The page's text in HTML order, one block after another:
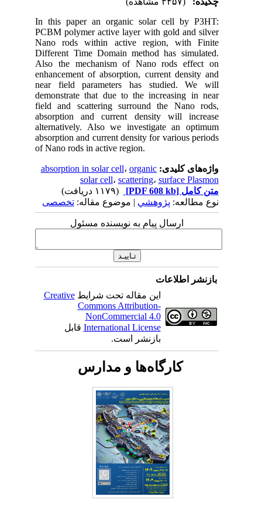
In this paper an organic solar cell by P3HT:
PCBM polymer active layer with gold and silver
Nano rods within active region, with Finite
Different Time Domain method has simulated.
Also the mechanism of Nano rods effect on
enhancement of absorption, current density and
near field parameters has studied. We will
demonstrate that due to the increasing in near
field and scattering surround the Nano rods,
absorption and current density will increase
alternatively. Also we investigate an optimum
absorption and current density for various periods
of Nano rods in active region.
واژه‌های کلیدی: absorption in solar cell،organic
solar cell،scattering،surface Plasmon
متن کامل[PDF 608 kb]
نوع مطالعه:پژوهشي| موضوع مقاله:تخصصی
ارسال پیام به نویسنده مسئول
بازنشر اطلاعات
این مقاله تحت شرایطCreative
Commons Attribution-
NonCommercial 4.0
International Licenseقابل
بازنشر است.
کارگاه‌ها و مدارس